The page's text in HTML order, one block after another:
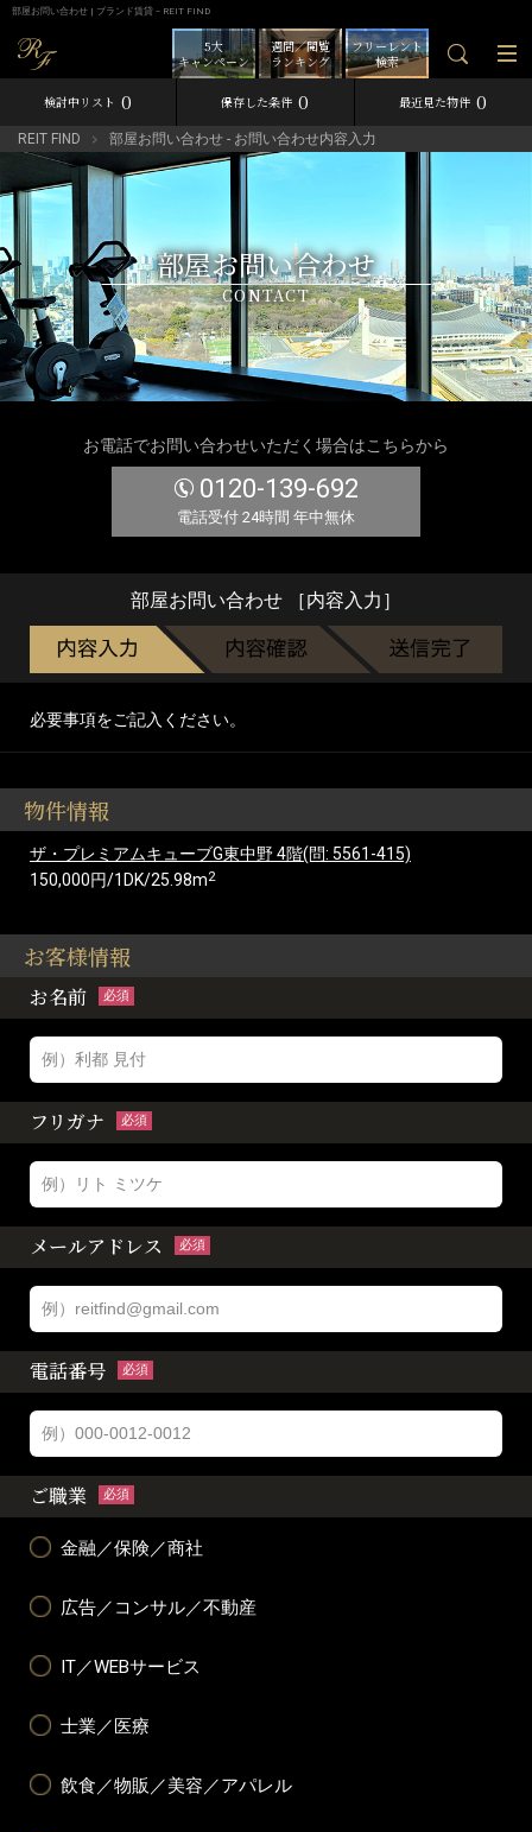
部屋お問い合わせ | ブランド賃貸－REIT FIND
フリーレント
検索
週間／閲覧
ランキング
5大
キャンペーン
検討中リスト 0 保存した条件 0 最近見た物件 0
REIT FIND 部屋お問い合わせ - お問い合わせ内容入力
部屋お問い合わせ
CONTACT
お電話でお問い合わせいただく場合はこちらから
0120-139-692
電話受付 24時間 年中無休
部屋お問い合わせ ［内容入力］
必要事項をご記入ください。
物件情報
ザ・プレミアムキューブG東中野 4階(問: 5561-415)
150,000円/1DK/25.98m2
お客様情報
お名前 必須
フリガナ 必須
メールアドレス 必須
電話番号 必須
ご職業 必須
金融／保険／商社
広告／コンサル／不動産
IT／WEBサービス
士業／医療
飲食／物販／美容／アパレル